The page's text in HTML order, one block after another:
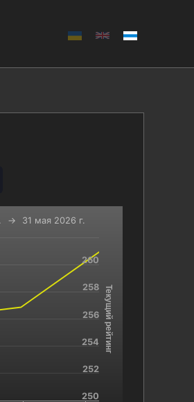
Текущий рейтинг
→ 31 мая 2026 г.
250
252
254
256
258
260